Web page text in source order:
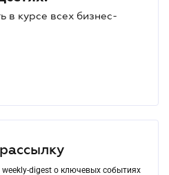
в курсе всех бизнес-
digest о ключевых событиях